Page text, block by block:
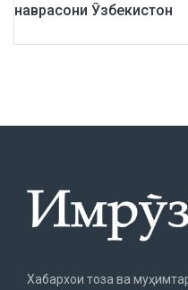
наврасони Ӯзбекистон
Хабархои тоза ва